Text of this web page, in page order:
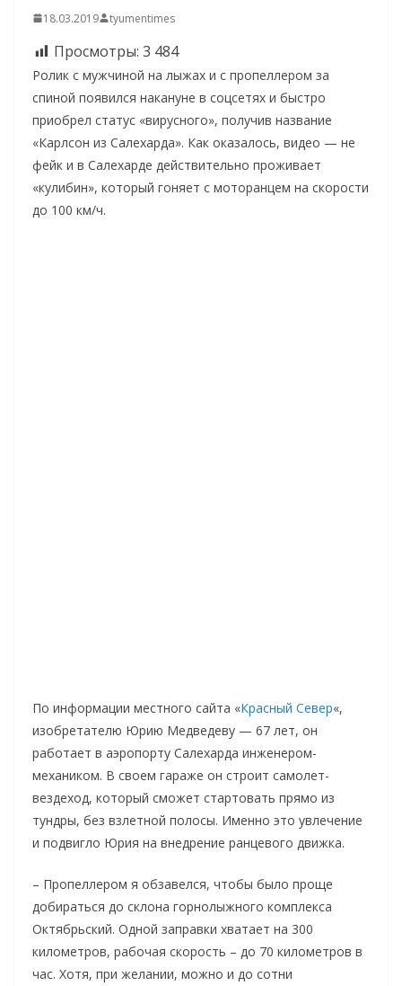
18.03.2019 tyumentimes
Просмотры: 3 484
Ролик с мужчиной на лыжах и с пропеллером за
спиной появился накануне в соцсетях и быстро
приобрел статус «вирусного», получив название
«Карлсон из Салехарда». Как оказалось, видео — не
фейк и в Салехарде действительно проживает
«кулибин», который гоняет с моторанцем на скорости
до 100 км/ч.
По информации местного сайта «Красный Север«,
изобретателю Юрию Медведеву — 67 лет, он
работает в аэропорту Салехарда инженером-
механиком. В своем гараже он строит самолет-
вездеход, который сможет стартовать прямо из
тундры, без взлетной полосы. Именно это увлечение
и подвигло Юрия на внедрение ранцевого движка.
– Пропеллером я обзавелся, чтобы было проще
добираться до склона горнолыжного комплекса
Октябрьский. Одной заправки хватает на 300
километров, рабочая скорость – до 70 километров в
час. Хотя, при желании, можно и до сотни